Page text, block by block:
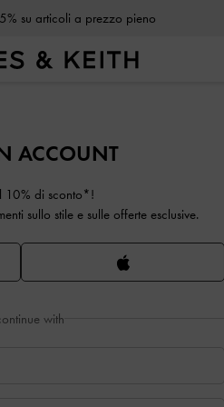
su articoli a prezzo pieno
ACCOUNT
10% di sconto*!
sullo stile e sulle offerte esclusive.
with